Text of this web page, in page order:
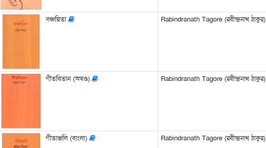
সঞ্চয়িতা Rabindranath Tagore (রবীন্দ্রনাথ ঠাকুর)
গীতবিতান (অখণ্ড) Rabindranath Tagore (রবীন্দ্রনাথ ঠাকুর)
গীতাঞ্জলি (বাংলা) Rabindranath Tagore (রবীন্দ্রনাথ ঠাকুর)